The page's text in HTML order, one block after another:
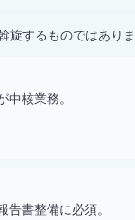
旋するものではあり
核業務。
書整備に必須。